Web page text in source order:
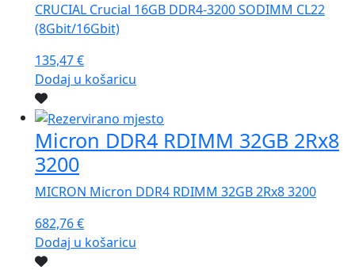
CRUCIAL Crucial 16GB DDR4-3200 SODIMM CL22
(8Gbit/16Gbit)
135,47€
Dodaj u košaricu
Micron DDR4 RDIMM 32GB 2Rx8
3200
MICRON Micron DDR4 RDIMM 32GB 2Rx8 3200
682,76€
Dodaj u košaricu